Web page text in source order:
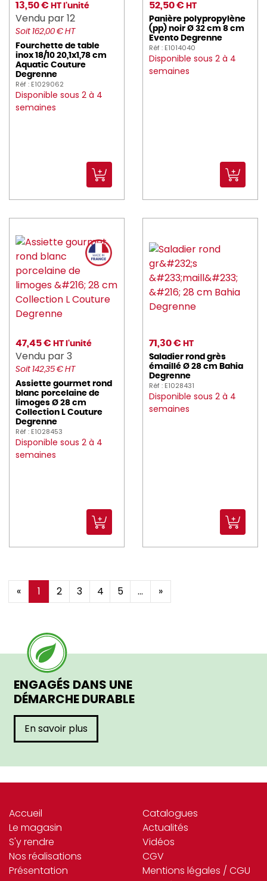
13,50 € HT l'unité
Vendu par 12
Soit 162,00 € HT
Fourchette de table
inox 18/10 20,1x1,78 cm
Aquatic Couture
Degrenne
Réf : E1029062
Disponible sous 2 à 4
semaines
52,50 € HT
Panière polypropylène
(pp) noir Ø 32 cm 8 cm
Evento Degrenne
Réf : E1014040
Disponible sous 2 à 4
semaines
47,45 € HT l'unité
Vendu par 3
Soit 142,35 € HT
Assiette gourmet rond
blanc porcelaine de
limoges Ø 28 cm
Collection L Couture
Degrenne
Réf : E1028453
Disponible sous 2 à 4
semaines
71,30 € HT
Saladier rond grès
émaillé Ø 28 cm Bahia
Degrenne
Réf : E1028431
Disponible sous 2 à 4
semaines
« 1 2 3 4 5 ... »
ENGAGÉS DANS UNE
DÉMARCHE DURABLE
En savoir plus
Accueil
Le magasin
S'y rendre
Nos réalisations
Présentation
Catalogues
Actualités
Vidéos
CGV
Mentions légales / CGU